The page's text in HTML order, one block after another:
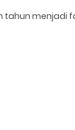
tahun menjadi